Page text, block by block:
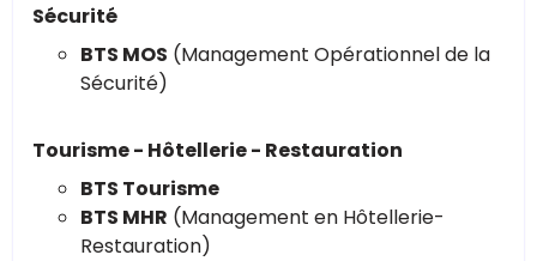
Sécurité
BTS MOS (Management Opérationnel de la
Sécurité)
Tourisme - Hôtellerie - Restauration
BTS Tourisme
BTS MHR (Management en Hôtellerie-
Restauration)